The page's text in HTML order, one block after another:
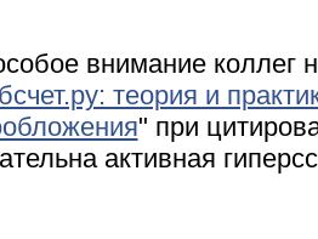
внимание коллег
теория и
" при
активная